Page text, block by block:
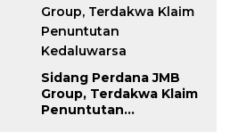
Sidang Perdana JMB
Group, Terdakwa Klaim
Penuntutan